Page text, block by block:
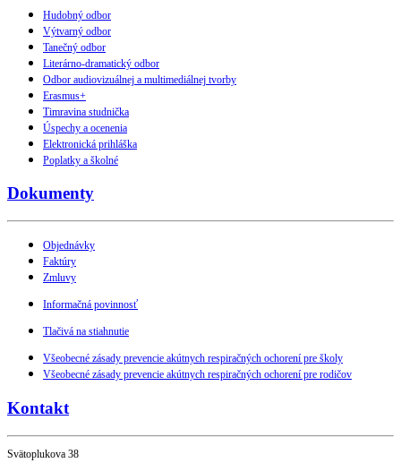
Hudobný odbor
Výtvarný odbor
Tanečný odbor
Literárno-dramatický odbor
Odbor audiovizuálnej a multimediálnej tvorby
Erasmus+
Timravina studnička
Úspechy a ocenenia
Elektronická prihláška
Poplatky a školné
Dokumenty
Objednávky
Faktúry
Zmluvy
Informačná povinnosť
Tlačivá na stiahnutie
Všeobecné zásady prevencie akútnych respiračných ochorení pre školy
Všeobecné zásady prevencie akútnych respiračných ochorení pre rodičov
Kontakt
Svätoplukova 38